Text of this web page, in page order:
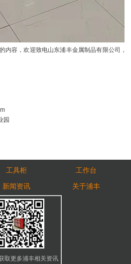
内容，欢迎致电山东浦丰金属制品有限公司，
园
工具柜
工作台
新闻资讯 关于浦丰
取更多浦丰相关资讯